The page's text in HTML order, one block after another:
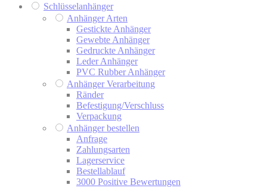
Schlüsselanhänger
Anhänger Arten
Gestickte Anhänger
Gewebte Anhänger
Gedruckte Anhänger
Leder Anhänger
PVC Rubber Anhänger
Anhänger Verarbeitung
Ränder
Befestigung/Verschluss
Verpackung
Anhänger bestellen
Anfrage
Zahlungsarten
Lagerservice
Bestellablauf
3000 Positive Bewertungen